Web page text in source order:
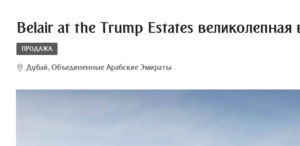
Belair at the Trump Estates великолепная
ПРОДАЖА
Дубай, Объединенные Арабские Эмираты